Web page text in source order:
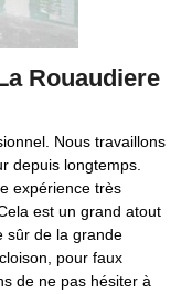
Rouaudiere
Nous travaillons
depuis longtemps.
expérience très
est un grand atout
sûr de la grande
pour faux
de ne pas hésiter à